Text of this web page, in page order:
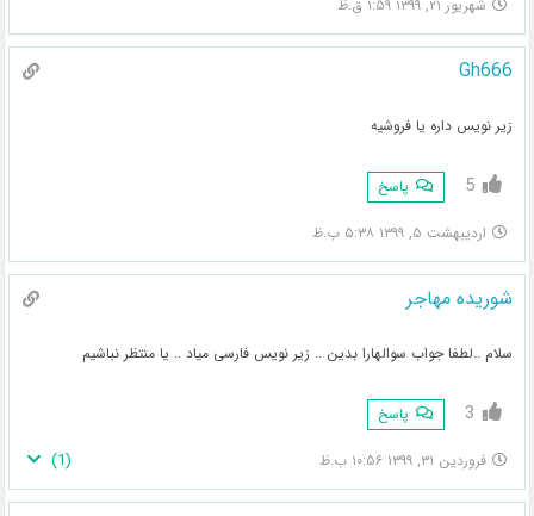
شهریور ۲۱, ۱۳۹۹ ۱:۵۹ ق.ظ
Gh666
زیر نویس داره یا فروشیه
5 پاسخ
اردیبهشت ۵, ۱۳۹۹ ۵:۳۸ ب.ظ
شوریده مهاجر
سلام ..لطفا جواب سوالهارا بدین .. زیر نویس فارسی میاد .. یا منتظر نباشیم
3 پاسخ
فروردین ۳۱, ۱۳۹۹ ۱۰:۵۶ ب.ظ (
1
)